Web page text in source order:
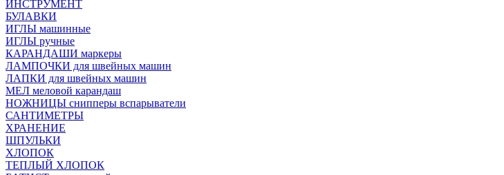
ИНСТРУМЕНТ
БУЛАВКИ
ИГЛЫ машинные
ИГЛЫ ручные
КАРАНДАШИ маркеры
ЛАМПОЧКИ для швейных машин
ЛАПКИ для швейных машин
МЕЛ меловой карандаш
НОЖНИЦЫ снипперы вспарыватели
САНТИМЕТРЫ
ХРАНЕНИЕ
ШПУЛЬКИ
ХЛОПОК
ТЕПЛЫЙ ХЛОПОК